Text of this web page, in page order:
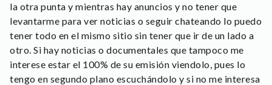
la otra punta y mientras hay anuncios y no tener que
levantarme para ver noticias o seguir chateando lo puedo
tener todo en el mismo sitio sin tener que ir de un lado a
otro. Si hay noticias o documentales que tampoco me
interese estar el 100% de su emisión viendolo, pues lo
tengo en segundo plano escuchándolo y si no me interesa